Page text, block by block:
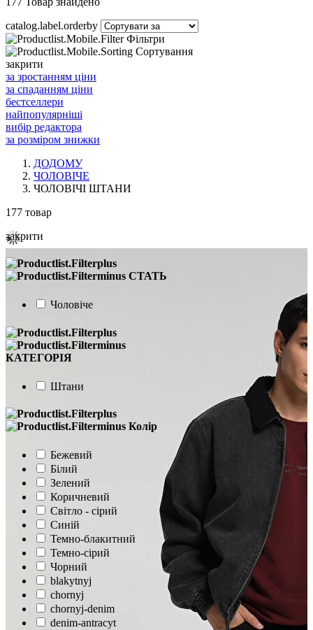
catalog.label.orderby
Фільтри
Сортування
закрити
за зростанням ціни
за спаданням ціни
бестселлери
найпопулярніші
вибір редактора
за розміром знижки
ДОДОМУ
ЧОЛОВІЧЕ
ЧОЛОВІЧІ ШТАНИ
177 товар
закрити
СТАТЬ
Чоловіче
КАТЕГОРІЯ
Штани
Колір
Бежевий
Білий
Зелений
Коричневий
Світло - сірий
Синій
Темно-блакитний
Темно-сірий
Чорний
blakytnyj
chornyj
chornyj-denim
denim-antracyt